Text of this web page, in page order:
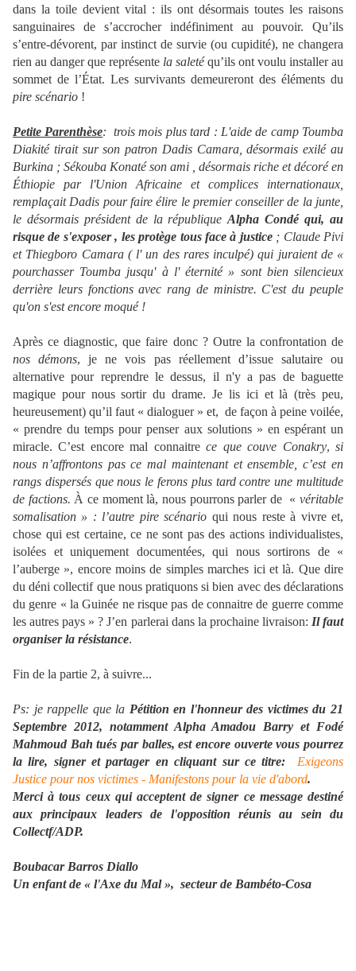
dans la toile devient vital : ils ont désormais toutes les raisons
sanguinaires de s’accrocher indéfiniment au pouvoir. Qu’ils
s’entre-dévorent, par instinct de survie (ou cupidité), ne changera
rien au danger que représente la saletéqu’ils ont voulu installer au
sommet de l’État. Les survivants demeureront des éléments du
pire scénario !
Petite Parenthèse: trois mois plus tard : L'aide de camp Toumba
Diakité tirait sur son patron Dadis Camara, désormais exilé au
Burkina ; Sékouba Konaté son ami , désormais riche et décoré en
Éthiopie par l'Union Africaine et complices internationaux,
remplaçait Dadis pour faire élire le premier conseiller de la junte,
le désormais président de la républiqueAlpha Condé qui, au
risque de s'exposer , les protège tous face à justice; Claude Pivi
et Thiegboro Camara ( l' un des rares inculpé) qui juraient de «
pourchasser Toumba jusqu' à l' éternité » sont bien silencieux
derrière leurs fonctions avec rang de ministre. C'est du peuple
qu'on s'est encore moqué !
Après ce diagnostic, que faire donc ? Outre la confrontation de
nos démons, je ne vois pas réellement d’issue salutaire ou
alternative pour reprendre le dessus, il n'y a pas de baguette
magique pour nous sortir du drame. Je lis ici et là (très peu,
heureusement) qu’il faut « dialoguer » et, de façon à peine voilée,
« prendre du temps pour penser aux solutions » en espérant un
miracle. C’est encore mal connaitrece que couve Conakry,si
nous n’affrontons pas ce mal maintenant et ensemble, c’est en
rangs dispersés que nous le ferons plus tard contre une multitude
de factions. À ce moment là, nous pourrons parler de «véritable
somalisation » : l’autre pire scénario qui nous reste à vivre et,
chose qui est certaine, ce ne sont pas des actions individualistes,
isolées et uniquement documentées, qui nous sortirons de «
l’auberge », encore moins de simples marches ici et là. Que dire
du déni collectif que nous pratiquons si bien avec des déclarations
du genre « la Guinée ne risque pas de connaitre de guerre comme
les autres pays » ? J’en parlerai dans la prochaine livraison: Il faut
organiser la résistance.
Fin de la partie 2, à suivre...
Ps: je rappelle que la Pétition en l'honneur des victimes du 21
Septembre 2012, notamment Alpha Amadou Barry et Fodé
Mahmoud Bah tués par balles, est encore ouverte vous pourrez
la lire, signer et partager en cliquant sur ce titre: Exigeons
Justice pour nos victimes - Manifestons pour la vie d'abord.
Merci à tous ceux qui acceptent de signer ce message destiné
aux principaux leaders de l'opposition réunis au sein du
Collectf/ADP.
Boubacar Barros Diallo
Un enfant de « l'Axe du Mal », secteur de Bambéto-Cosa